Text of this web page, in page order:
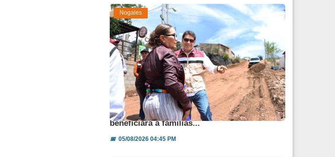
Nogales
Avanza obra de pavimentación que
beneficiará a familias...
📅05/08/2026 04:45 PM